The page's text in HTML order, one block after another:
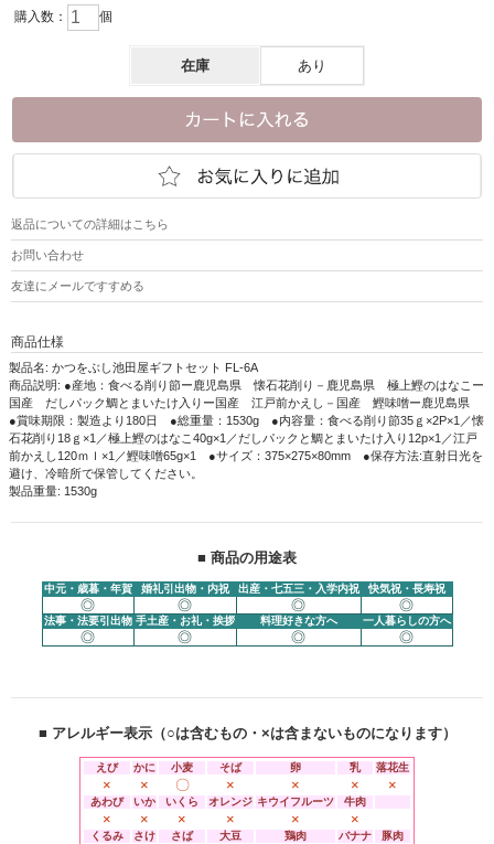
購入数： 個
在庫 あり
返品についての詳細はこちら
お問い合わせ
友達にメールですすめる
商品仕様
製品名: かつをぶし池田屋ギフトセット FL-6A
商品説明: ●産地：食べる削り節ー鹿児島県 懐石花削り－鹿児島県 極上鰹のはなこー
国産 だしパック鯛とまいたけ入りー国産 江戸前かえし－国産 鰹味噌ー鹿児島県
●賞味期限：製造より180日 ●総重量：1530g ●内容量：食べる削り節35ｇ×2P×1／懐
石花削り18ｇ×1／極上鰹のはなこ40g×1／だしパックと鯛とまいたけ入り12p×1／江戸
前かえし120ｍｌ×1／鰹味噌65g×1 ●サイズ：375×275×80mm ●保存方法:直射日光を
避け、冷暗所で保管してください。
製品重量: 1530g
■ 商品の用途表
中元・歳暮・年賀 婚礼引出物・内祝 出産・七五三・入学内祝 快気祝・長寿祝
◎ ◎ ◎ ◎
法事・法要引出物 手土産・お礼・挨拶 料理好きな方へ 一人暮らしの方へ
◎ ◎ ◎ ◎
■ アレルギー表示（○は含むもの・×は含まないものになります）
えび かに 小麦 そば 卵 乳 落花生
× × 〇 × × × ×
あわび いか いくら オレンジ キウイフルーツ 牛肉
× × × × × ×
くるみ さけ さば 大豆 鶏肉 バナナ 豚肉